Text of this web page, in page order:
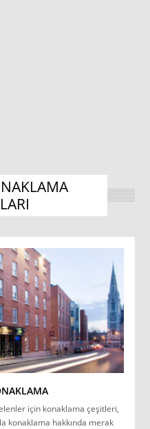
için konaklama çeşitleri,
konaklama hakkında merak